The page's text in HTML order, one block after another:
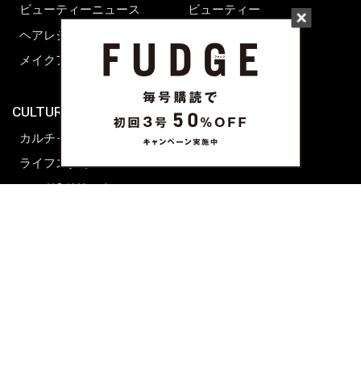
ビューティーニュース
ヘアレシピ ストーリーズ
メイクアップティップス
CULTURE & LIFE
カルチャー
ライフスタイル
フード&ドリンク
ビューティー
ライフスタイル